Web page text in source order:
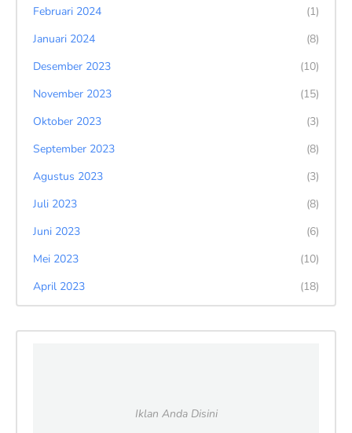
Februari 2024
(1)
Januari 2024
(8)
Desember 2023
(10)
November 2023
(15)
Oktober 2023
(3)
September 2023
(8)
Agustus 2023
(3)
Juli 2023
(8)
Juni 2023
(6)
Mei 2023
(10)
April 2023
(18)
Iklan Anda Disini